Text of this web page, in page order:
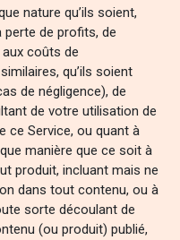
nature qu’ils soient,
de profits, de
aux coûts de
qu’ils soient
de négligence), de
de votre utilisation de
ce Service, ou quant à
manière que ce soit à
produit, incluant mais ne
dans tout contenu, ou à
sorte découlant de
(ou produit) publié,